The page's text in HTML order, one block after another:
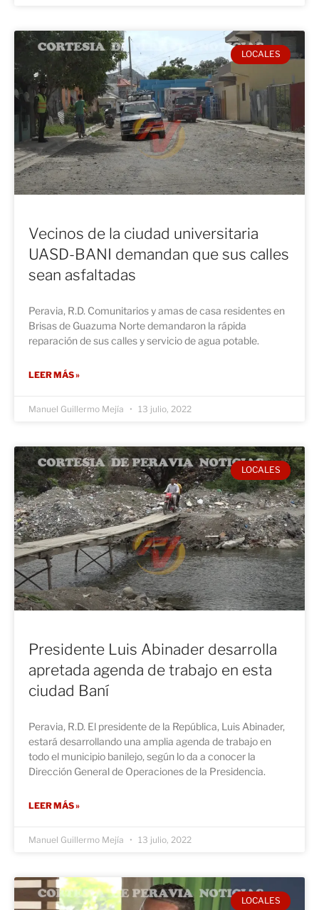
LOCALES
Vecinos de la ciudad universitaria
UASD-BANI demandan que sus calles
sean asfaltadas
Peravia, R.D. Comunitarios y amas de casa residentes en
Brisas de Guazuma Norte demandaron la rápida
reparación de sus calles y servicio de agua potable.
LEER MÁS »
Manuel Guillermo Mejía 13 julio, 2022
LOCALES
Presidente Luis Abinader desarrolla
apretada agenda de trabajo en esta
ciudad Baní
Peravia, R.D. El presidente de la República, Luis Abinader,
estará desarrollando una amplia agenda de trabajo en
todo el municipio banilejo, según lo da a conocer la
Dirección General de Operaciones de la Presidencia.
LEER MÁS »
Manuel Guillermo Mejía 13 julio, 2022
LOCALES